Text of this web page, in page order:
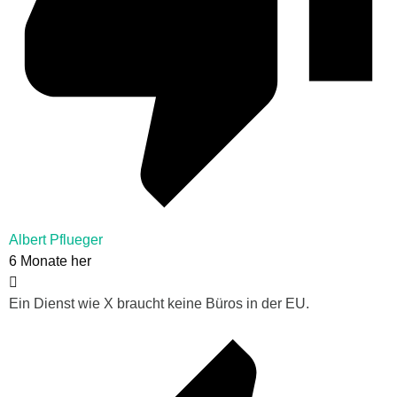
Albert Pflueger
6 Monate her
Ein Dienst wie X braucht keine Büros in der EU.